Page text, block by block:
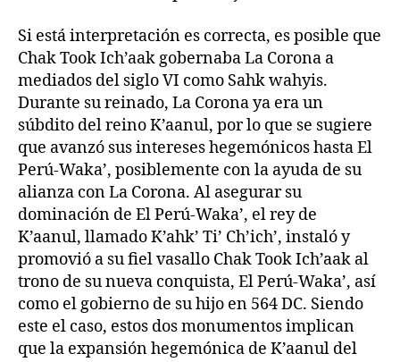
Si está interpretación es correcta, es posible que
Chak Took Ich’aak gobernaba La Corona a
mediados del siglo VI como Sahk wahyis.
Durante su reinado, La Corona ya era un
súbdito del reino K’aanul, por lo que se sugiere
que avanzó sus intereses hegemónicos hasta El
Perú-Waka’, posiblemente con la ayuda de su
alianza con La Corona. Al asegurar su
dominación de El Perú-Waka’, el rey de
K’aanul, llamado K’ahk’ Ti’ Ch’ich’, instaló y
promovió a su fiel vasallo Chak Took Ich’aak al
trono de su nueva conquista, El Perú-Waka’, así
como el gobierno de su hijo en 564 DC. Siendo
este el caso, estos dos monumentos implican
que la expansión hegemónica de K’aanul del